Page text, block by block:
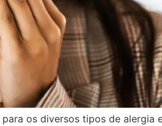
os diversos tipos de alergia